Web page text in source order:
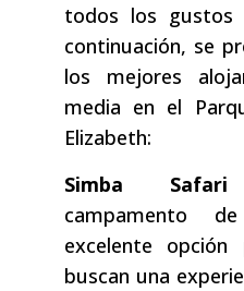
todos los gustos
continuación, se
los mejores
media en el
Elizabeth:
Simba
campamento
excelente
buscan una